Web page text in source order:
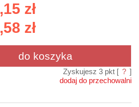
zł
zł
do koszyka
Zyskujesz 3pkt [ ? ]
dodaj do przechowalni